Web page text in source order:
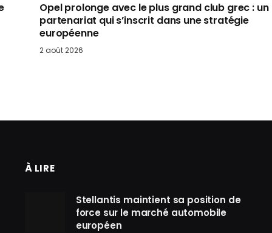
Opel prolonge avec le plus grand club grec : un
partenariat qui s’inscrit dans une stratégie
européenne
2 août 2026
À LIRE
Stellantis maintient sa position de
force sur le marché automobile
européen